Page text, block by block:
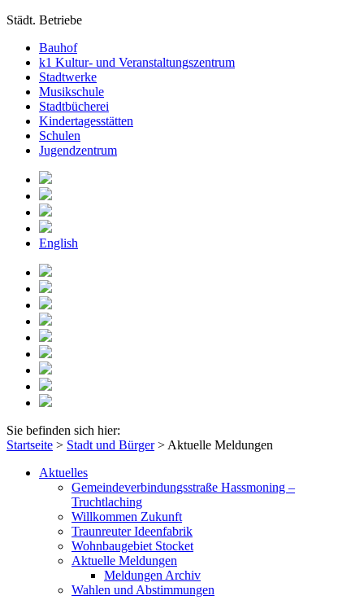
Städt. Betriebe
Bauhof
k1 Kultur- und Veranstaltungszentrum
Stadtwerke
Musikschule
Stadtbücherei
Kindertagesstätten
Schulen
Jugendzentrum
English
Sie befinden sich hier:
Startseite > Stadt und Bürger> Aktuelle Meldungen
Aktuelles
Gemeindeverbindungsstraße Hassmoning –
Truchtlaching
Willkommen Zukunft
Traunreuter Ideenfabrik
Wohnbaugebiet Stocket
Aktuelle Meldungen
Meldungen Archiv
Wahlen und Abstimmungen